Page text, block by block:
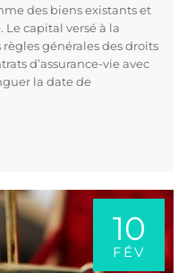
des biens existants et
Le capital versé à la
règles générales des droits
d’assurance-vie avec
la date de
10
FÉV